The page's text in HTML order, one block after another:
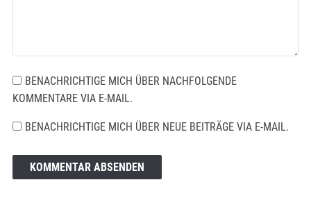
BENACHRICHTIGE MICH ÜBER NACHFOLGENDE
KOMMENTARE VIA E-MAIL.
BENACHRICHTIGE MICH ÜBER NEUE BEITRÄGE VIA E-MAIL.